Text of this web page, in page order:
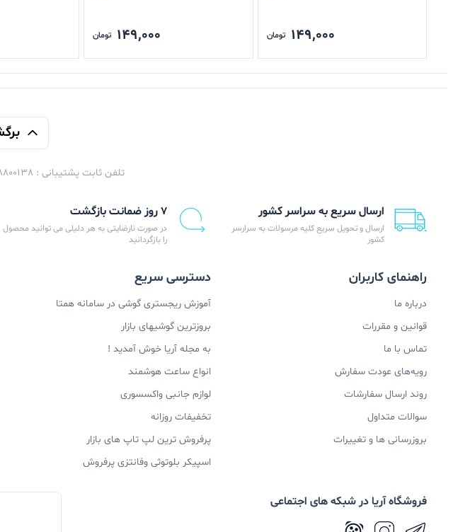
149,000 تومان 149,000 تومان
تلفن ثابت پشتیبانی : 02188800138 | پاسخگویی در ساعات اداری
ارسال سریع به سراسر کشور
ارسال و تحویل سریع کلیه مرسولات به سرارسر
کشور
۷ روز ضمانت بازگشت
در صورت نارضایتی به هر دلیلی می توانید محصول
را بازگردانید
راهنمای کاربران
درباره ما
قوانین و مقررات
تماس با ما
رویه‌های عودت سفارش
روند ارسال سفارشات
سوالات متداول
بروزرسانی ها و تغییرات
دسترسی سریع
آموزش ریجستری گوشی در سامانه همتا
بروزترین گوشیهای بازار
به مجله آریا خوش آمدید !
انواع ساعت هوشمند
لوازم جانبی واکسسوری
تخفیفات روزانه
پرفروش ترین لپ تاپ های بازار
اسپیکر بلوتوثی وفانتزی پرفروش
فروشگاه آریا در شبکه های اجتماعی